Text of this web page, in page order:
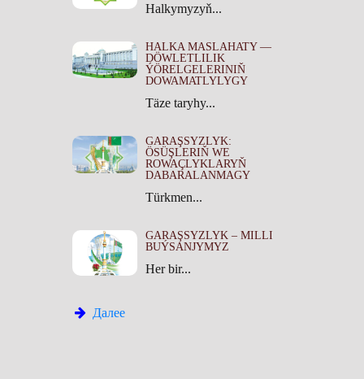
Halkymyzyň...
HALKA MASLAHATY —
DÖWLETLILIK
ÝÖRELGELERINIŇ
DOWAMATLYLYGY
Täze taryhy...
GARAŞSYZLYK:
ÖSÜŞLERIŇ WE
ROWAÇLYKLARYŇ
DABARALANMAGY
Türkmen...
GARAŞSYZLYK – MILLI
BUÝSANJYMYZ
Her bir...
Далее